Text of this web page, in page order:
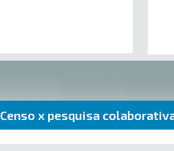
Censo x pesquisa